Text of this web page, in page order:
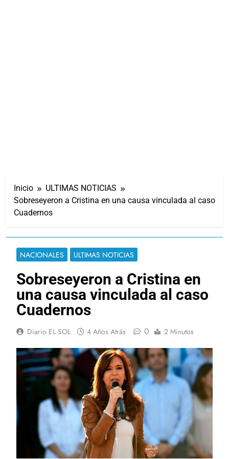
Inicio
ULTIMAS NOTICIAS
Sobreseyeron a Cristina en una causa vinculada al caso
Cuadernos
NACIONALES ULTIMAS NOTICIAS
Sobreseyeron a Cristina en
una causa vinculada al caso
Cuadernos
Diario EL SOL 4 Años Atrás 0 2 Minutos